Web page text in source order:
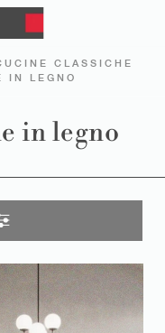
CLASSICHE
IN LEGNO
in legno